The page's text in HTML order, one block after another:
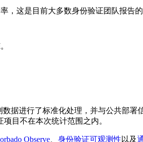
，这是目前大多数身份验证团队报告的
据进行了标准化处理，并与公共部
目不在本次统计范围之内。
Observe 身份验证可观测性 以及